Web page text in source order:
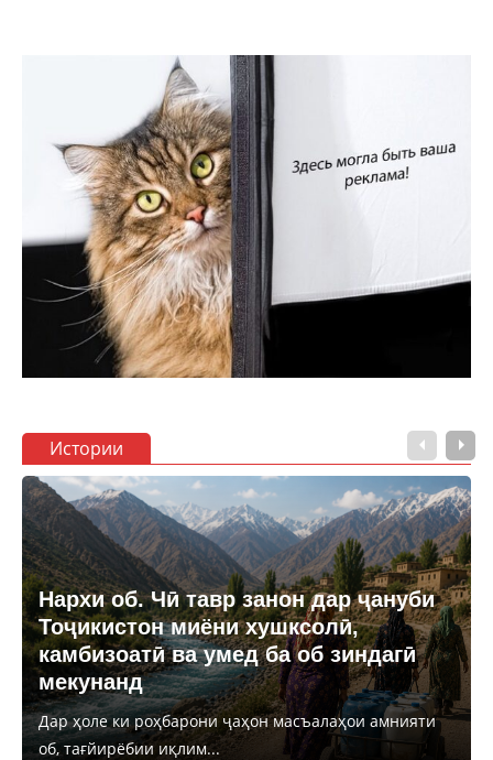
Истории
Нархи об. Чӣ тавр занон дар ҷануби
Тоҷикистон миёни хушксолӣ,
камбизоатӣ ва умед ба об зиндагӣ
мекунанд
Дар ҳоле ки роҳбарони ҷаҳон масъалаҳои амнияти
об, тағйирёбии иқлим...